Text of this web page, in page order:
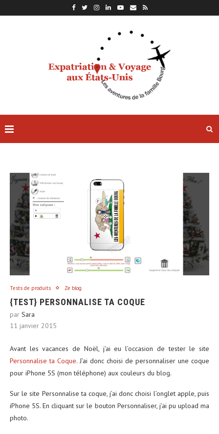
Tests de produits Ze blog
{TEST} PERSONNALISE TA COQUE
par Sara
11 janvier 2015
Avant les vacances de Noël, j’ai eu l’occasion de tester le site
Personnalise ta Coque. J’ai donc choisi de personnaliser une coque
pour iPhone 5S (mon téléphone) aux couleurs du blog.
Sur le site Personnalise ta coque, j’ai donc choisi l’onglet apple, puis
iPhone 5S. En cliquant sur le bouton Personnaliser, j’ai pu upload ma
photo.